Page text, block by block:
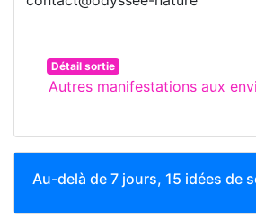
Détail sortie
Autres manifestations aux
Au-delà de 7 jours, 15 idées de